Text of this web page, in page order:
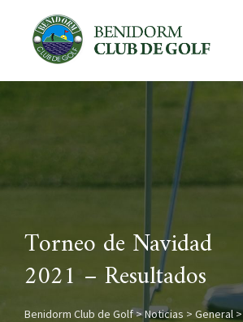
content
Torneo de Navidad
2021 – Resultados
Benidorm Club de Golf>Noticias > General>